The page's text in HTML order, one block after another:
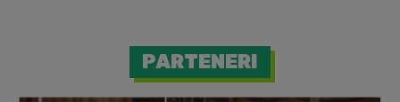
PARTENERI